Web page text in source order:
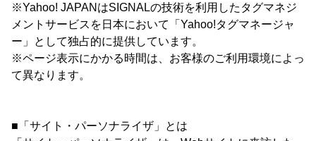
※Yahoo! JAPANはSIGNALの技術を利用したタグマネジ
メントサービスを日本において「Yahoo!タグマネージャ
ー」として独占的に提供しています。
※ページ表示にかかる時間は、お客様のご利用環境によっ
て異なります。
■「サイト・パーソナライザ」とは